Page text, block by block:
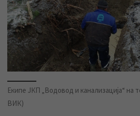
Eкипе ЈКП „Водовод и канализација“ на
ВИК)